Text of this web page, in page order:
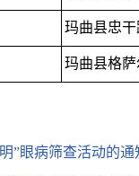
玛曲县忠干
玛曲县格
”眼病筛查活动的通